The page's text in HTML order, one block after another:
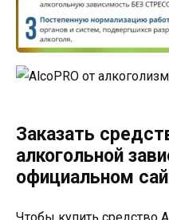
Заказать
алкогольной
официальном